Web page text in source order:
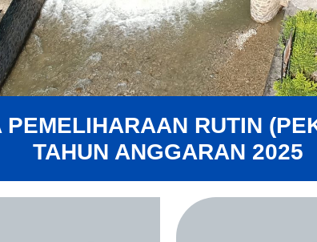
PEMELIHARAAN RUTIN
TAHUN ANGGARAN 2025